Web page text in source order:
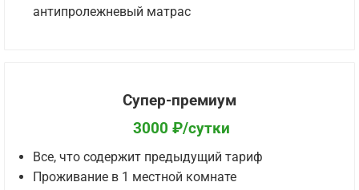
антипролежневый матрас
Супер-премиум
3000 ₽/сутки
Все, что содержит предыдущий тариф
Проживание в 1 местной комнате